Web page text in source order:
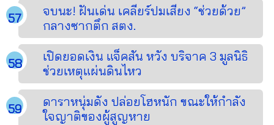
จบนะ! ฝันเด่น เคลียร์ปมเสียง “ช่วยด้วย”
กลางซากตึก สตง.
เปิดยอดเงิน แจ็คสัน หวัง บริจาค 3 มูลนิธิ
ช่วยเหตุแผ่นดินไหว
ดาราหนุ่มดัง ปล่อยโฮหนัก ขณะให้กำลัง
ใจญาติของผู้สูญหาย